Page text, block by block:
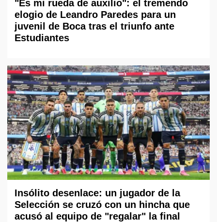
"Es mi rueda de auxilio": el tremendo
elogio de Leandro Paredes para un
juvenil de Boca tras el triunfo ante
Estudiantes
Insólito desenlace: un jugador de la
Selección se cruzó con un hincha que
acusó al equipo de "regalar" la final